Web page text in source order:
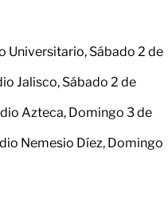
Universitario, Sábado 2 de
Jalisco, Sábado 2 de
Azteca, Domingo 3 de
Nemesio Díez, Domingo